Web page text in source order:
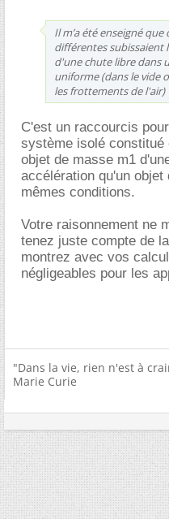
Il m’a été enseigné
différentes subissaient
d'une chute libre dans
uniforme (dans le vide
les frottements de l'air)
C'est un raccourcis
système isolé constitué
objet de masse m1
accélération qu'un
mêmes conditions.
Votre raisonnement ne
tenez juste compte de
montrez avec vos
négligeables pour les
"Dans la vie, rien n'est à
Marie Curie